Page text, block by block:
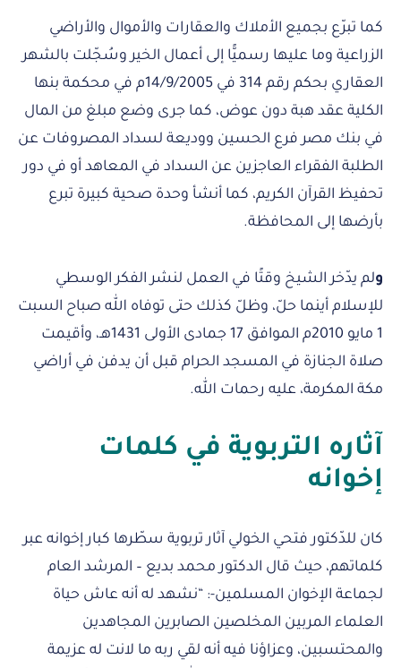
كما تبرّع بجميع الأملاك والعقارات والأموال والأراضي
الزراعية وما عليها رسميًّا إلى أعمال الخير وسُجّلت بالشهر
العقاري بحكم رقم 314 في 14/9/2005م في محكمة بنها
الكلية عقد هبة دون عوض، كما جرى وضع مبلغ من المال
في بنك مصر فرع الحسين ووديعة لسداد المصروفات عن
الطلبة الفقراء العاجزين عن السداد في المعاهد أو في دور
تحفيظ القرآن الكريم، كما أنشأ وحدة صحية كبيرة تبرع
بأرضها إلى المحافظة.
ولم يدّخر الشيخ وقتًا في العمل لنشر الفكر الوسطي
للإسلام أينما حلّ، وظلّ كذلك حتى توفاه الله صباح السبت
1 مايو 2010م الموافق 17 جمادى الأولى 1431هـ، وأقيمت
صلاة الجنازة في المسجد الحرام قبل أن يدفن في أراضي
مكة المكرمة، عليه رحمات الله.
آثاره التربوية في كلمات
إخوانه
كان للدّكتور فتحي الخولي آثار تربوية سطّرها كبار إخوانه عبر
كلماتهم، حيث قال الدكتور محمد بديع – المرشد العام
لجماعة الإخوان المسلمين-: “نشهد له أنه عاش حياة
العلماء المربين المخلصين الصابرين المجاهدين
والمحتسبين، وعزاؤنا فيه أنه لقي ربه ما لانت له عزيمة